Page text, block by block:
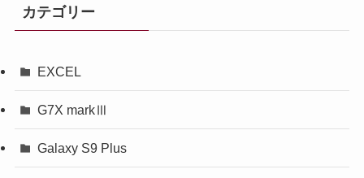
カテゴリー
EXCEL
G7X markⅢ
Galaxy S9 Plus